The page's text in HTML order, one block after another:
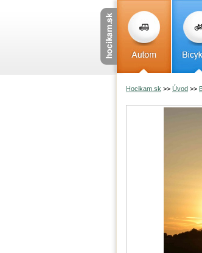
Hocikam.sk >> Úvod >>